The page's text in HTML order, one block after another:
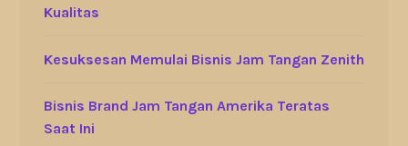
Kualitas
Kesuksesan Memulai Bisnis Jam Tangan Zenith
Bisnis Brand Jam Tangan Amerika Teratas
Saat Ini